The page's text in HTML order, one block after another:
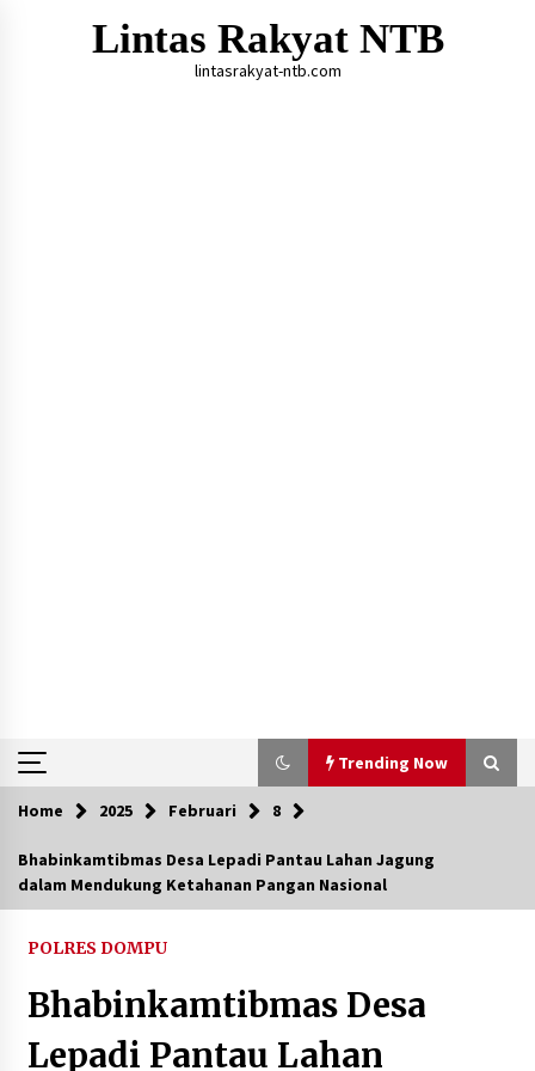
Lintas Rakyat NTB
lintasrakyat-ntb.com
Trending Now
Trending Now
Aksi Penggerebekan Pengedar Sabu di Dompu,
Polsek Kempo Serahkan ODGJ ke Ketua DPRD
4 hari ago
Home 2025 Februari 8
Bhabinkamtibmas Desa Lepadi Pantau Lahan Jagung
dalam Mendukung Ketahanan Pangan Nasional
POLRES DOMPU
Bhabinkamtibmas Desa
Lepadi Pantau Lahan